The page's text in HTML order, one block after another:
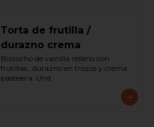
Torta de frutilla /
durazno crema
Bizcocho de vainilla relleno con
frutillas , durazno en trozos y crema
pastelera. Und.